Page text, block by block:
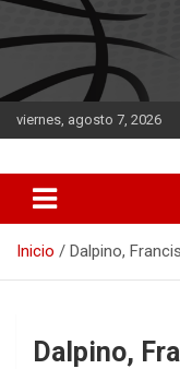
Saltar
al
contenido
viernes, agosto 7, 2026
DATA
Inicio Dalpino,
Dalpino,